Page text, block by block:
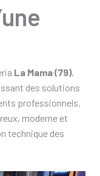
La Mama (79),
des solutions
professionnels.
moderne et
technique des